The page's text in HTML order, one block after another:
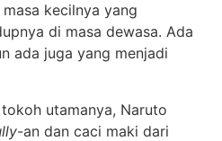
kecilnya yang
di masa dewasa. Ada
ada juga yang menjadi
utamanya, Naruto
-an dan caci maki dari